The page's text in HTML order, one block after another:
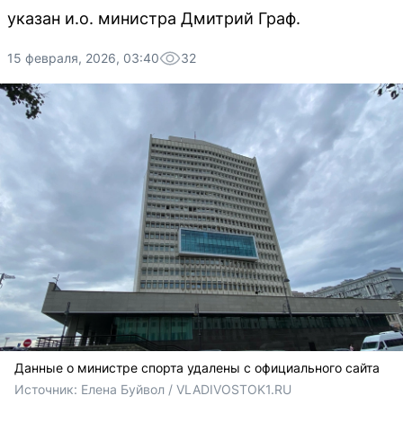
указан и.о. министра Дмитрий Граф.
15 февраля, 2026, 03:40 32
Данные о министре спорта удалены с официального сайта
Источник: Елена Буйвол / VLADIVOSTOK1.RU